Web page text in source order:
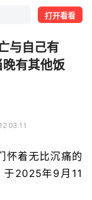
打开看看
与自己有
有其他饭
03:11
怀着无比沉痛的
于2025年9月11